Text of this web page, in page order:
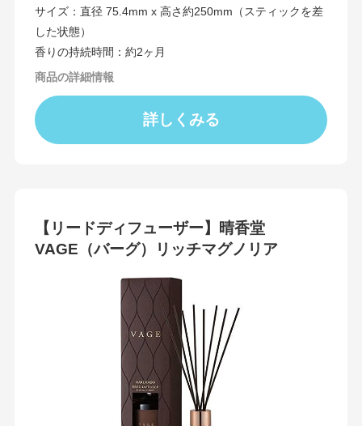
サイズ：直径 75.4mm x 高さ約250mm（スティックを差
した状態）
香りの持続時間：約2ヶ月
商品の詳細情報
詳しくみる
【リードディフューザー】晴香堂
VAGE（バーグ）リッチマグノリア